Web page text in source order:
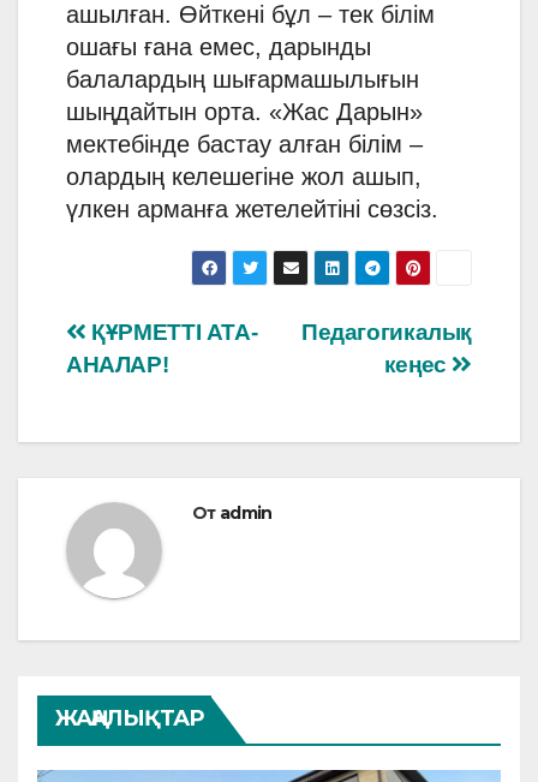
ашылған. Өйткені бұл – тек білім
ошағы ғана емес, дарынды
балалардың шығармашылығын
шыңдайтын орта. «Жас Дарын»
мектебінде бастау алған білім –
олардың келешегіне жол ашып,
үлкен арманға жетелейтіні сөзсіз.
Навигация
записям
Педагогикалық
кеңес
ҚҰРМЕТТІ АТА-
АНАЛАР!
От admin
ЖАҢАЛЫҚТАР